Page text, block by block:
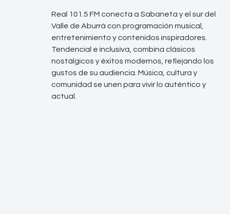
Real 101.5 FM conecta a Sabaneta y el sur del
Valle de Aburrá con programación musical,
entretenimiento y contenidos inspiradores.
Tendencial e inclusiva, combina clásicos
nostálgicos y éxitos modernos, reflejando los
gustos de su audiencia. Música, cultura y
comunidad se unen para vivir lo auténtico y
actual.